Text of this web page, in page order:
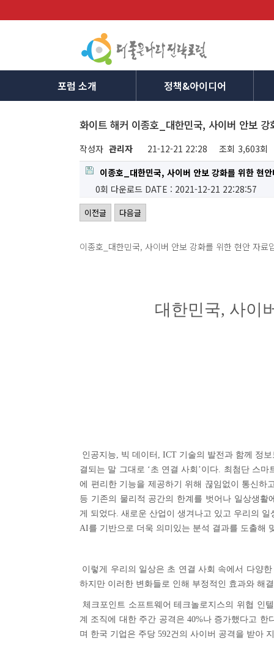
포럼 소개 정책&아이디어
화이트 해커 이종호_대한민국, 사이버 안보 강
작성자 관리자 21-12-21 22:28 조회 3,603회
이종호_대한민국, 사이버 안보 강화를 위한 현
0회 다운로드 DATE : 2021-12-21 22:28:57
이전글 다음글
이종호_대한민국, 사이버 안보 강화를 위한 현안 자
대한민국, 사이
인공지능, 빅 데이터, ICT 기술의 발전과 함께 정
결되는 말 그대로 ‘초 연결 사회’이다. 최첨단 스
에 편리한 기능을 제공하기 위해 끊임없이 통신하
등 기존의 물리적 공간의 한계를 벗어나 일상생
게 되었다. 새로운 산업이 생겨나고 있고 우리의
AI를 기반으로 더욱 의미있는 분석 결과를 도출해
이렇게 우리의 일상은 초 연결 사회 속에서 다양
하지만 이러한 변화들로 인해 부정적인 효과와 해
체크포인트 소프트웨어 테크놀로지스의 위협 인
계 조직에 대한 주간 공격은 40%나 증가했다고
며 한국 기업은 주당 592건의 사이버 공격을 받아